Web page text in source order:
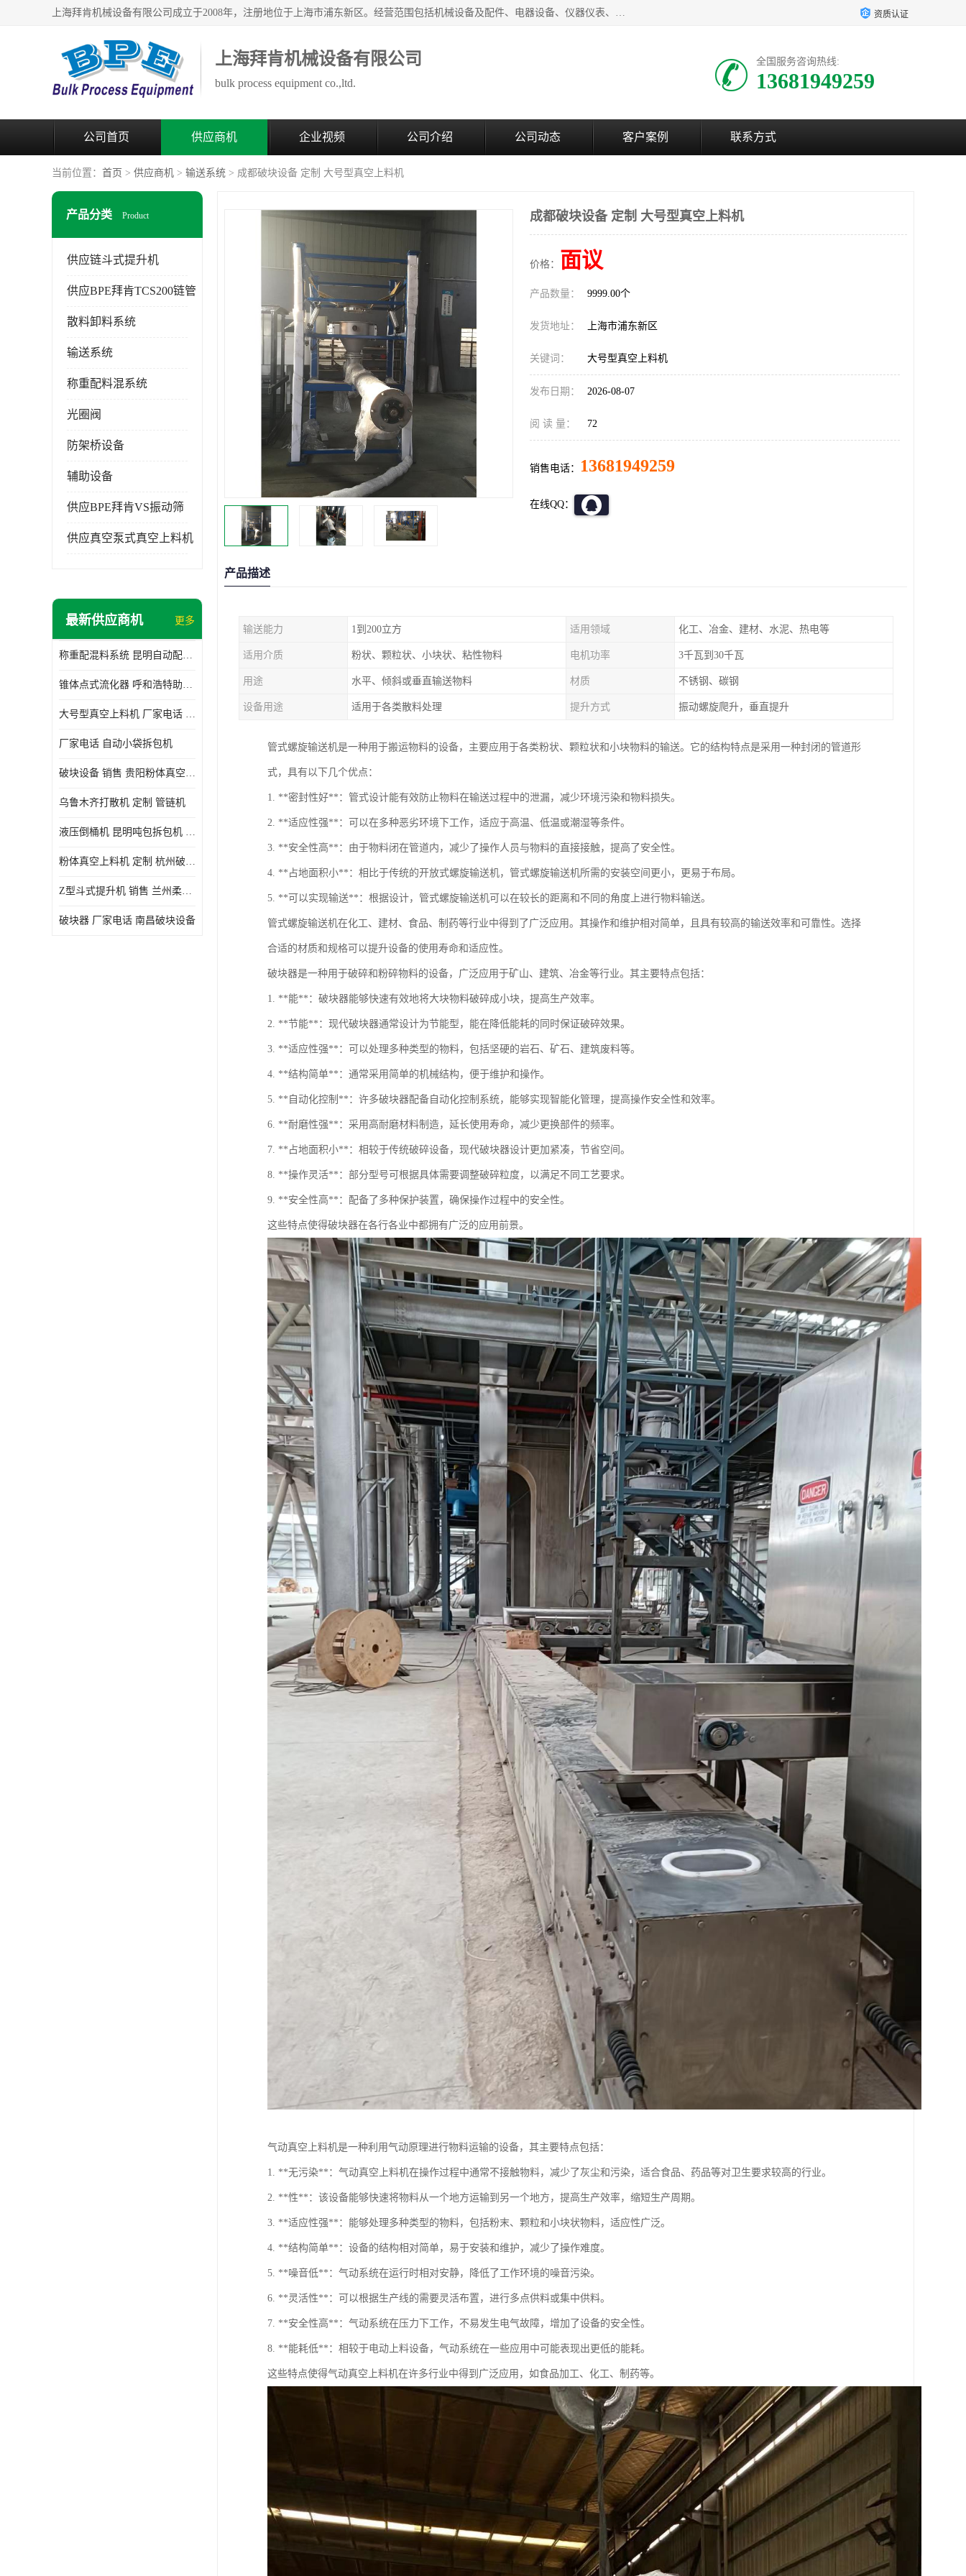
上海拜肯机械设备有限公司成立于2008年，注册地位于上海市浦东新区。经营范围包括机械设备及配件、电器设备、仪器仪表、化工原料及产品、软件及辅助设备，机械设备及配件的制造、加工等；主要产品有：气力输送，小袋倒袋站，吨袋倒袋站，倒桶机，集装箱卸料系统，Z型斗式输送机，螺旋输送机，管链输送机，真空上料机，流化器，配混料系统，软管等。 资质认证
上海拜肯机械设备有限公司
bulk process equipment co.,ltd.
全国服务咨询热线:
13681949259
公司首页 供应商机 企业视频 公司介绍 公司动态 客户案例 联系方式
当前位置： 首页 > 供应商机 > 输送系统 > 成都破块设备 定制 大号型真空上料机
产品分类 Product
供应链斗式提升机
供应BPE拜肯TCS200链管
散料卸料系统
输送系统
称重配料混系统
光圈阀
防架桥设备
辅助设备
供应BPE拜肯VS振动筛
供应真空泵式真空上料机
最新供应商机 更多
称重配混料系统 昆明自动配料系统 厂家电话
锥体点式流化器 呼和浩特助流料斗 厂家
大号型真空上料机 厂家电话 武汉粉体料管链机
厂家电话 自动小袋拆包机
破块设备 销售 贵阳粉体真空上料机
乌鲁木齐打散机 定制 管链机
液压倒桶机 昆明吨包拆包机 定制
粉体真空上料机 定制 杭州破块器
Z型斗式提升机 销售 兰州柔性螺旋输送机
破块器 厂家电话 南昌破块设备
成都破块设备 定制 大号型真空上料机
价格： 面议
产品数量： 9999.00个
发货地址： 上海市浦东新区
关键词： 大号型真空上料机
发布日期： 2026-08-07
阅 读 量： 72
销售电话： 13681949259
在线QQ：
产品描述
输送能力 1到200立方 适用领域 化工、冶金、建材、水泥、热电等
适用介质 粉状、颗粒状、小块状、粘性物料 电机功率 3千瓦到30千瓦
用途 水平、倾斜或垂直输送物料 材质 不锈钢、碳钢
设备用途 适用于各类散料处理 提升方式 振动螺旋爬升，垂直提升
管式螺旋输送机是一种用于搬运物料的设备，主要应用于各类粉状、颗粒状和小块物料的输送。它的结构特点是采用一种封闭的管道形
式，具有以下几个优点：
1. **密封性好**：管式设计能有效防止物料在输送过程中的泄漏，减少环境污染和物料损失。
2. **适应性强**：可以在多种恶劣环境下工作，适应于高温、低温或潮湿等条件。
3. **安全性高**：由于物料闭在管道内，减少了操作人员与物料的直接接触，提高了安全性。
4. **占地面积小**：相比于传统的开放式螺旋输送机，管式螺旋输送机所需的安装空间更小，更易于布局。
5. **可以实现输送**：根据设计，管式螺旋输送机可以在较长的距离和不同的角度上进行物料输送。
管式螺旋输送机在化工、建材、食品、制药等行业中得到了广泛应用。其操作和维护相对简单，且具有较高的输送效率和可靠性。选择
合适的材质和规格可以提升设备的使用寿命和适应性。
破块器是一种用于破碎和粉碎物料的设备，广泛应用于矿山、建筑、冶金等行业。其主要特点包括：
1. **能**：破块器能够快速有效地将大块物料破碎成小块，提高生产效率。
2. **节能**：现代破块器通常设计为节能型，能在降低能耗的同时保证破碎效果。
3. **适应性强**：可以处理多种类型的物料，包括坚硬的岩石、矿石、建筑废料等。
4. **结构简单**：通常采用简单的机械结构，便于维护和操作。
5. **自动化控制**：许多破块器配备自动化控制系统，能够实现智能化管理，提高操作安全性和效率。
6. **耐磨性强**：采用高耐磨材料制造，延长使用寿命，减少更换部件的频率。
7. **占地面积小**：相较于传统破碎设备，现代破块器设计更加紧凑，节省空间。
8. **操作灵活**：部分型号可根据具体需要调整破碎粒度，以满足不同工艺要求。
9. **安全性高**：配备了多种保护装置，确保操作过程中的安全性。
这些特点使得破块器在各行各业中都拥有广泛的应用前景。
气动真空上料机是一种利用气动原理进行物料运输的设备，其主要特点包括：
1. **无污染**：气动真空上料机在操作过程中通常不接触物料，减少了灰尘和污染，适合食品、药品等对卫生要求较高的行业。
2. **性**：该设备能够快速将物料从一个地方运输到另一个地方，提高生产效率，缩短生产周期。
3. **适应性强**：能够处理多种类型的物料，包括粉末、颗粒和小块状物料，适应性广泛。
4. **结构简单**：设备的结构相对简单，易于安装和维护，减少了操作难度。
5. **噪音低**：气动系统在运行时相对安静，降低了工作环境的噪音污染。
6. **灵活性**：可以根据生产线的需要灵活布置，进行多点供料或集中供料。
7. **安全性高**：气动系统在压力下工作，不易发生电气故障，增加了设备的安全性。
8. **能耗低**：相较于电动上料设备，气动系统在一些应用中可能表现出更低的能耗。
这些特点使得气动真空上料机在许多行业中得到广泛应用，如食品加工、化工、制药等。